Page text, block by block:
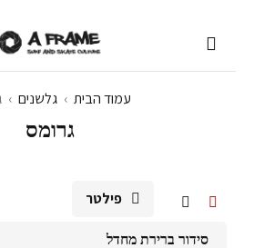
עמוד הבית › גלשנים ›
גרומס
פילטר
סידור ברירת מחדל